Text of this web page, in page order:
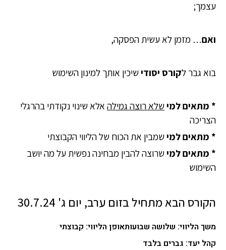
עצמך;
ואם… מזמן לא עשית הפסקה,
בוא גבר לקורס יסודישיכין אותך למינון השימוש
* מתאיםלמישלא רוצה גמילה אלא שינוי נקודתי בהרגלי
הצריכה
* מתאיםלמישמבין את הכוח של הליווי הקבוצתי
* מתאים למישרוצה להבין מבחינה נפשית על מה יושב
השימוש
הקורס הבא מתחיל בזום ערב, יום ג' 30.7.24
משך הליווי: שלושה שבועותאופן הליווי: קבוצתי
קהל יעד: גברים בלבד